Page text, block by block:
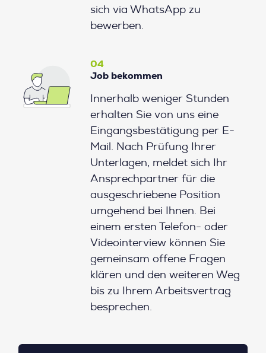
sich via WhatsApp zu
bewerben.
04
Job bekommen
Innerhalb weniger Stunden
erhalten Sie von uns eine
Eingangsbestätigung per E-
Mail. Nach Prüfung Ihrer
Unterlagen, meldet sich Ihr
Ansprechpartner für die
ausgeschriebene Position
umgehend bei Ihnen. Bei
einem ersten Telefon- oder
Videointerview können Sie
gemeinsam offene Fragen
klären und den weiteren Weg
bis zu Ihrem Arbeitsvertrag
besprechen.